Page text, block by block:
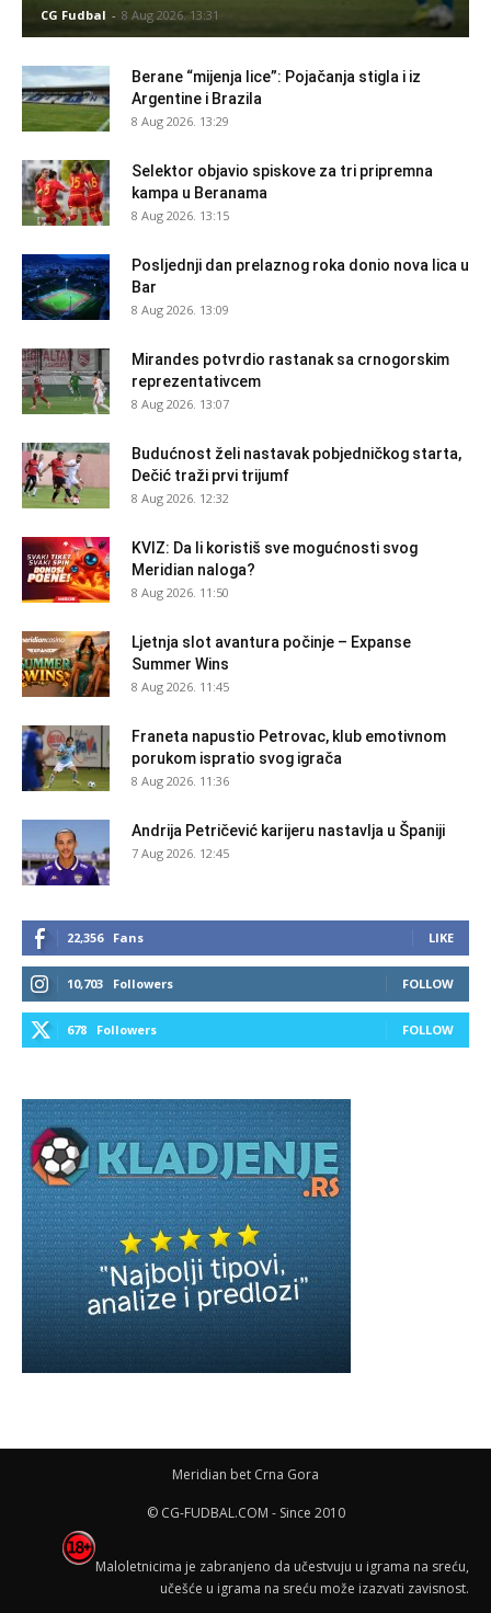
CG Fudbal - 8 Aug 2026. 13:31
Berane “mijenja lice”: Pojačanja stigla i iz
Argentine i Brazila
8 Aug 2026. 13:29
Selektor objavio spiskove za tri pripremna
kampa u Beranama
8 Aug 2026. 13:15
Posljednji dan prelaznog roka donio nova lica u
Bar
8 Aug 2026. 13:09
Mirandes potvrdio rastanak sa crnogorskim
reprezentativcem
8 Aug 2026. 13:07
Budućnost želi nastavak pobjedničkog starta,
Dečić traži prvi trijumf
8 Aug 2026. 12:32
KVIZ: Da li koristiš sve mogućnosti svog
Meridian naloga?
8 Aug 2026. 11:50
Ljetnja slot avantura počinje – Expanse
Summer Wins
8 Aug 2026. 11:45
Franeta napustio Petrovac, klub emotivnom
porukom ispratio svog igrača
8 Aug 2026. 11:36
Andrija Petričević karijeru nastavlja u Španiji
7 Aug 2026. 12:45
22,356 Fans LIKE
10,703 Followers FOLLOW
678 Followers FOLLOW
Meridian bet Crna Gora
© CG-FUDBAL.COM - Since 2010
Maloletnicima je zabranjeno da učestvuju u igrama na sreću,
učešće u igrama na sreću može izazvati zavisnost.